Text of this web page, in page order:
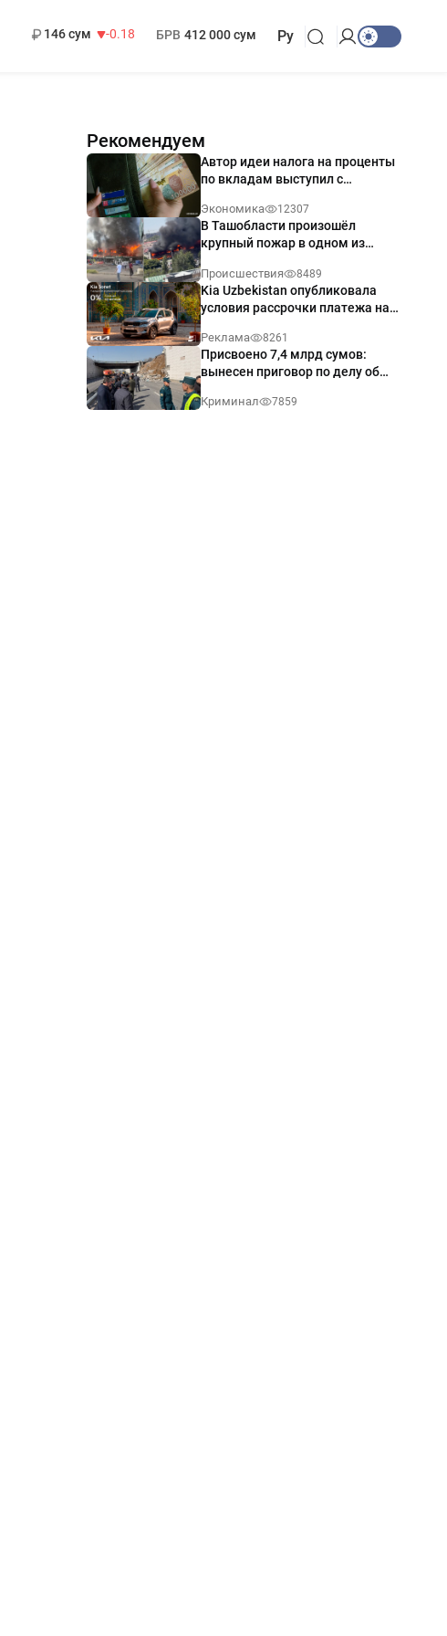
146 сум
-0.18
БРВ 412 000 сум Ру
Рекомендуем
Автор идеи налога на проценты
по вкладам выступил с
Экономика 12307
В Ташобласти произошёл
крупный пожар в одном из
Происшествия 8489
Kia Uzbekistan опубликовала
условия рассрочки платежа на
годовых
Реклама 8261
Присвоено 7,4 млрд сумов:
вынесен приговор по делу об
Ташкенте
Криминал 7859